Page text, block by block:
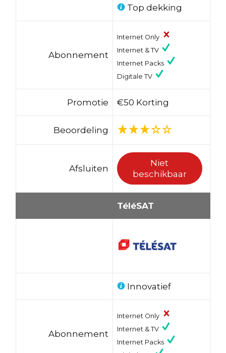
Top dekking
Abonnement
Internet Only
Internet & TV
Internet Packs
Digitale TV
Promotie €50 Korting
Beoordeling
Afsluiten
Niet
beschikbaar
TéléSAT
Innovatief
Abonnement
Internet Only
Internet & TV
Internet Packs